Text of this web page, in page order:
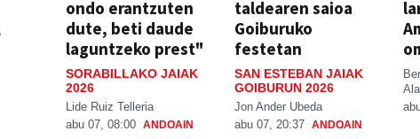
ondo erantzuten
dute, beti daude
laguntzeko prest"
SORABILLAKO JAIAK
2026
Lide Ruiz Telleria
abu 07, 08:00 ANDOAIN
taldearen saioa
Goiburuko
festetan
SAN ESTEBAN JAIAK
GOIBURUN 2026
Jon Ander Ubeda
abu 07, 20:37 ANDOAIN